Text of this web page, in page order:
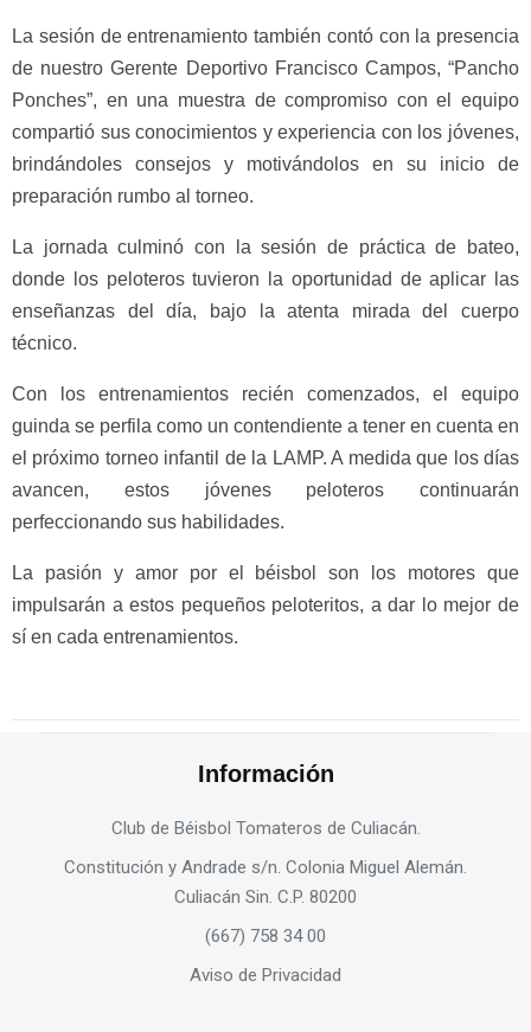
La sesión de entrenamiento también contó con la presencia
de nuestro Gerente Deportivo Francisco Campos, “Pancho
Ponches”, en una muestra de compromiso con el equipo
compartió sus conocimientos y experiencia con los jóvenes,
brindándoles consejos y motivándolos en su inicio de
preparación rumbo al torneo.
La jornada culminó con la sesión de práctica de bateo,
donde los peloteros tuvieron la oportunidad de aplicar las
enseñanzas del día, bajo la atenta mirada del cuerpo
técnico.
Con los entrenamientos recién comenzados, el equipo
guinda se perfila como un contendiente a tener en cuenta en
el próximo torneo infantil de la LAMP. A medida que los días
avancen, estos jóvenes peloteros continuarán
perfeccionando sus habilidades.
La pasión y amor por el béisbol son los motores que
impulsarán a estos pequeños peloteritos, a dar lo mejor de
sí en cada entrenamientos.
Información
Club de Béisbol Tomateros de Culiacán.
Constitución y Andrade s/n. Colonia Miguel Alemán.
Culiacán Sin. C.P. 80200
(667) 758 34 00
Aviso de Privacidad